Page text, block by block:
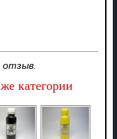
отзыв.
категории